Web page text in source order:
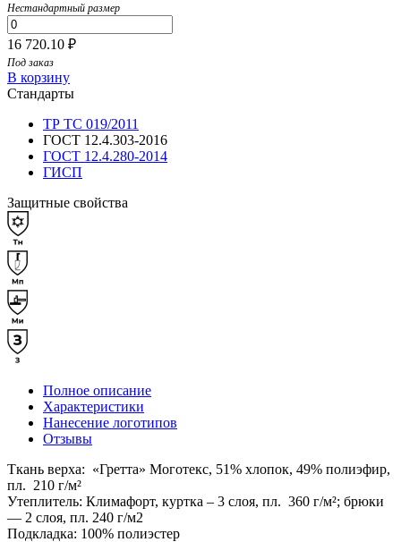
Нестандартный размер
16 720.10 ₽
Под заказ
В корзину
Стандарты
ТР ТС 019/2011
ГОСТ 12.4.303-2016
ГОСТ 12.4.280-2014
ГИСП
Защитные свойства
Полное описание
Характеристики
Нанесение логотипов
Отзывы
Ткань верха: «Гретта» Моготекс, 51% хлопок, 49% полиэфир,
пл. 210 г/м²
Утеплитель: Климафорт, куртка – 3 слоя, пл. 360 г/м²; брюки
— 2 слоя, пл. 240 г/м2
Подкладка: 100% полиэстер